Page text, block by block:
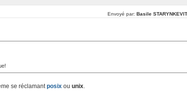
Envoyé par: Basile
se réclamantposix ouunix.